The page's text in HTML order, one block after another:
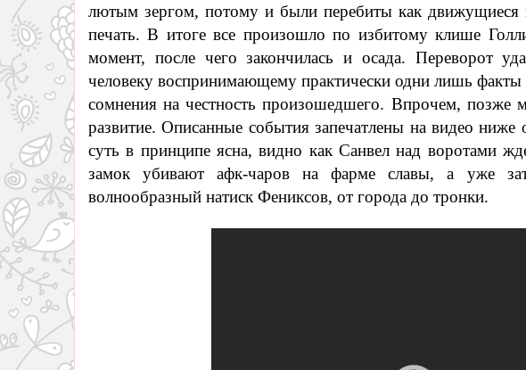
лютым зергом, потому и были перебиты как
печать. В итоге все произошло по избитому клише
момент, после чего закончилась и осада. Переворот
человеку воспринимающему практически одни лишь
сомнения на честность произошедшего. Впрочем, позже
развитие. Описанные события запечатлены на видео
суть в принципе ясна, видно как Санвел над воротами
замок убивают афк-чаров на фарме славы, а уже
волнообразный натиск Фениксов, от города до тронки.